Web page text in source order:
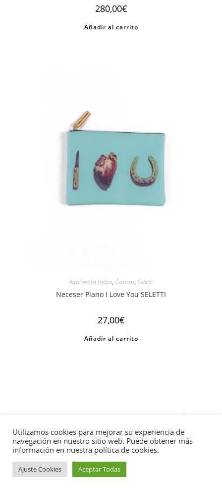
280,00€
Añadir al carrito
Aquí están todos, Cosicas, Seletti
Neceser Plano I Love You SELETTI
27,00€
Añadir al carrito
Utilizamos cookies para mejorar su experiencia de
navegación en nuestro sitio web. Puede obtener más
información en nuestra política de cookies.
Ajuste Cookies Aceptar Todas